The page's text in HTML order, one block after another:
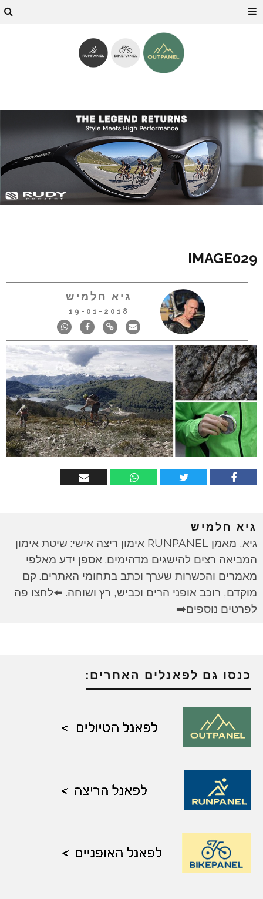
IMAGE029
גיא חלמיש
19-01-2018
גיא חלמיש
גיא, מאמן RUNPANEL אימון ריצה אישי: שיטת אימון
המביאה רצים להישגים מדהימים. אספן ידע מאלפי
מאמרים והכשרות שערך וכתב בתחומי האתרים. קם
מוקדם, רוכב אופני הרים וכביש, רץ ושוחה. ⬅️לחצו פה
לפרטים נוספים➡️
כנסו גם לפאנלים האחרים: